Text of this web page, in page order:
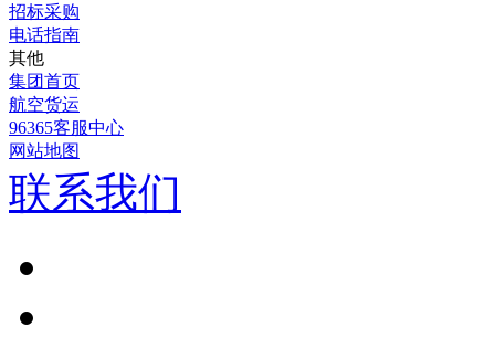
招标采购
电话指南
其他
集团首页
航空货运
96365客服中心
网站地图
联系我们